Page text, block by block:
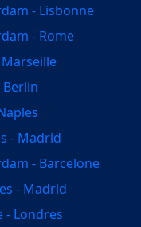
- Lisbonne
- Rome
Berlin
- Madrid
- Barcelone
- Madrid
- Londres